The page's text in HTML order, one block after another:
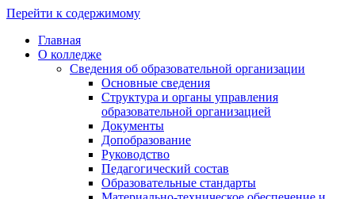
Перейти к содержимому
Главная
О колледже
Сведения об образовательной организации
Основные сведения
Структура и органы управления
образовательной организацией
Документы
Допобразование
Руководство
Педагогический состав
Образовательные стандарты